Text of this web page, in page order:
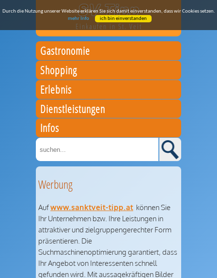
Durch die Nutzung unserer Website erklären Sie sich damit einverstanden, dass wir Cookies setzen.
mehr Info
ich bin einverstanden
Einkaufen in St. Veit
Gastronomie
Shopping
Erlebnis
Dienstleistungen
Infos
Werbung
Aufwww.sanktveit-tipp.at können Sie
Ihr Unternehmen bzw. Ihre Leistungen in
attraktiver und zielgruppengerechter Form
präsentieren. Die
Suchmaschinenoptimierung garantiert, dass
Ihr Angebot von Interessenten schnell
gefunden wird. Mit aussagekräftigen Bilder